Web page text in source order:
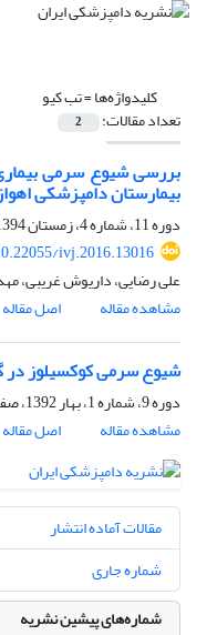
کلیدواژه‌ها =تب کیو
تعداد مقالات: 2
بررسی شیوع سرمی
بیمارستان دامپزشکی
دوره 11، شماره 4، زمستان 1394، صفحه
ivj.2016.13016
علی رضایی، داریوش غریبی،
مشاهده مقاله
اصل مقاله
شیوع سرمی کوکسیلوز در
دوره 9، شماره 1، بهار 1392، صفحه
مشاهده مقاله
اصل مقاله
مقالات آماده انتشار
شماره جاری
شماره‌های پیشین نشریه